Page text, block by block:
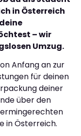
in Österreich
– wir
Umzug.
Anfang an zur
für deinen
deiner
über den
in Österreich.